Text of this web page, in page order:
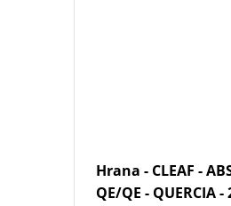
Hrana - CLEAF -
QE/QE - QUERCIA